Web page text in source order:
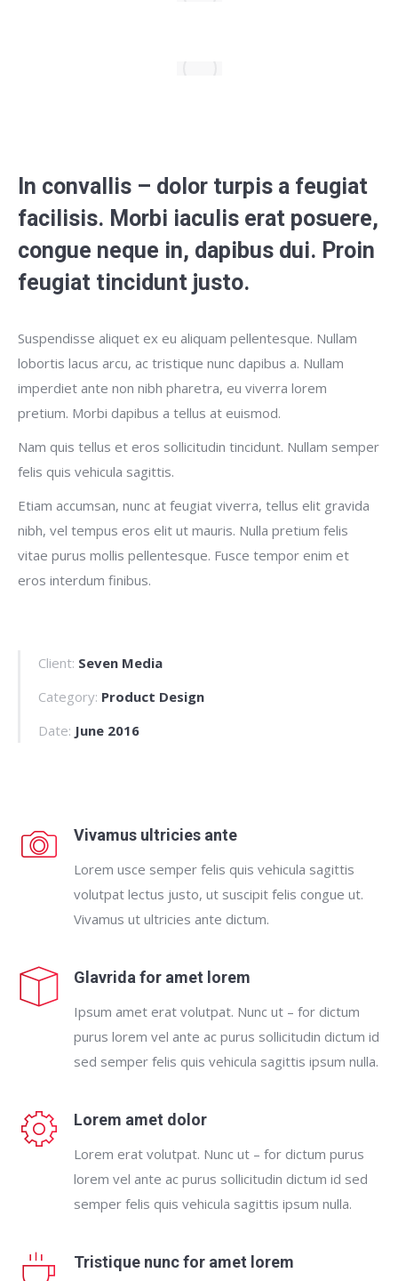
In convallis – dolor turpis a feugiat
facilisis. Morbi iaculis erat posuere,
congue neque in, dapibus dui. Proin
feugiat tincidunt justo.
Suspendisse aliquet ex eu aliquam pellentesque. Nullam
lobortis lacus arcu, ac tristique nunc dapibus a. Nullam
imperdiet ante non nibh pharetra, eu viverra lorem
pretium. Morbi dapibus a tellus at euismod.
Nam quis tellus et eros sollicitudin tincidunt. Nullam semper
felis quis vehicula sagittis.
Etiam accumsan, nunc at feugiat viverra, tellus elit gravida
nibh, vel tempus eros elit ut mauris. Nulla pretium felis
vitae purus mollis pellentesque. Fusce tempor enim et
eros interdum finibus.
Client: Seven Media
Category: Product Design
Date: June 2016
Vivamus ultricies ante
Lorem usce semper felis quis vehicula sagittis
volutpat lectus justo, ut suscipit felis congue ut.
Vivamus ut ultricies ante dictum.
Glavrida for amet lorem
Ipsum amet erat volutpat. Nunc ut – for dictum
purus lorem vel ante ac purus sollicitudin dictum id
sed semper felis quis vehicula sagittis ipsum nulla.
Lorem amet dolor
Lorem erat volutpat. Nunc ut – for dictum purus
lorem vel ante ac purus sollicitudin dictum id sed
semper felis quis vehicula sagittis ipsum nulla.
Tristique nunc for amet lorem